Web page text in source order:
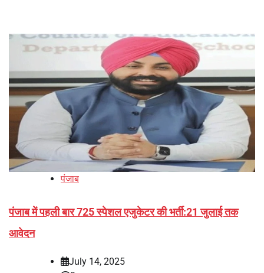
पंजाब
पंजाब में पहली बार 725 स्पेशल एजुकेटर की भर्ती:21 जुलाई तक
आवेदन
July 14, 2025